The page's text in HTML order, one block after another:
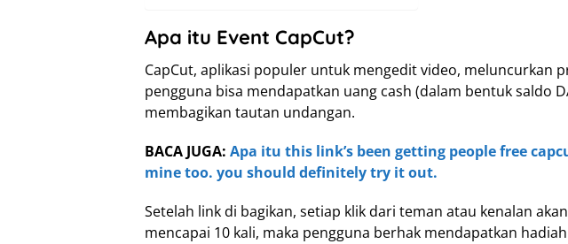
Apa itu Event CapCut?
CapCut, aplikasi populer untuk mengedit video, meluncurkan
pengguna bisa mendapatkan uang cash (dalam bentuk saldo
membagikan tautan undangan.
BACA JUGA: Apa itu this link’s been getting people free
mine too. you should definitely try it out.
Setelah link di bagikan, setiap klik dari teman atau kenalan
mencapai 10 kali, maka pengguna berhak mendapatkan